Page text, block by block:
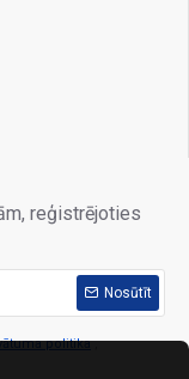
reģistrējoties
Nosūtīt
politika ,